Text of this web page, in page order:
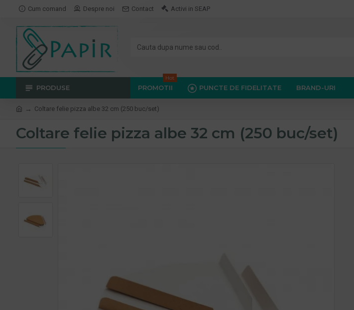
Cum comand Despre noi Contact Activi in SEAP
PRODUSE PROMOTII
Hot
PUNCTE DE FIDELITATE BRAND-URI
Coltare felie pizza albe 32 cm (250 buc/set)
Coltare felie pizza albe 32 cm (250 buc/set)